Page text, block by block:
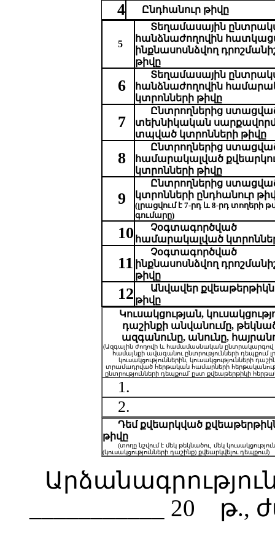
4 Ընդհանուր թիվը
5
Տեղամասային
հանձնաժողովին
ինքնասոսնձվող
թիվը
6
Տեղամասային
հանձնաժողովին
կտրոնների թիվը
7
Ընտրողներից
տեխնիկական
տպված կտրոնների թիվը
8
Ընտրողներից
համարակալված
կտրոնների թիվը
9
Ընտրողներից
կտրոնների ընդհանուր
(լրացվում է 7-րդ և 8-րդ տողերի
գումարը)
10
Չօգտագործված
համարակալված
11
Չօգտագործված
ինքնասոսնձվող
թիվը
12 Անվավեր
թիվը
Կուսակցության,
դաշինքի անվանումը,
ազգանունը, անունը,
(Ազգային ժողովի և համամասնական ընտրակարգով
համայնքի ավագանու ընտրությունների դեպքում
կուսակցություններին, կուսակցությունների
տրամադրված հերթական համարների
ընտրությունների դեպքում՝ ըստ քվեաթերթիկի
1.
2.
Դեմ քվեարկված
թիվը
(տողը նշվում է մեկ թեկնածու, մեկ կուսակցություն
(կուսակցությունների դաշինք) քվեարկվելու դեպքում)
___________ 20 թ.,